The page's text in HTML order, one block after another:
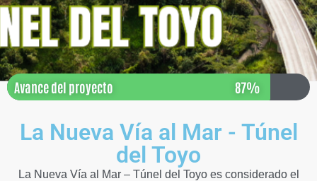
Avance del proyecto 87%
La Nueva Vía al Mar - Túnel
del Toyo
La Nueva Vía al Mar – Túnel del Toyo es considerado el